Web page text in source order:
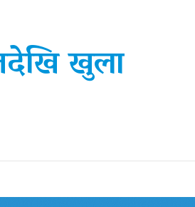
खुला